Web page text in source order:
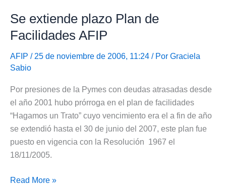
no
imponible
Se extiende plazo Plan de
Facilidades AFIP
AFIP / 25 de noviembre de 2006, 11:24 / Por Graciela
Sabio
Por presiones de la Pymes con deudas atrasadas desde
el año 2001 hubo prórroga en el plan de facilidades
“Hagamos un Trato” cuyo vencimiento era el a fin de año
se extendió hasta el 30 de junio del 2007, este plan fue
puesto en vigencia con la Resolución 1967 el
18/11/2005.
Se
Read More »